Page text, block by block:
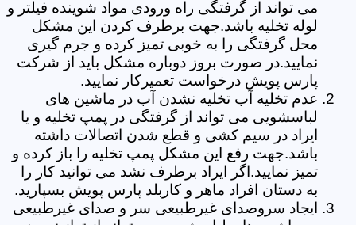
می تواند از گرفتگی راه ورودی مواد شوینده فیلتر و
لوله تخلیه باشد.جهت برطرف کردن این مشکل
محل گرفتگی را به خوبی تمیز کرده و جرم گیری
نمایید.در صورت بروز دوباره مشکل باید از شرکت
پارس پویش درخواست تعمیرکار نمایید.
عدم تخلیه آب تخلیه نشدن آب در ماشین های
لباسشویی می تواند از گرفتگی در پمپ تخلیه و یا
ایراد در سیم کشی و قطع شدن اتصالات داشته
باشد.جهت رفع این مشکل پمپ تخلیه را باز کرده و
تمیز نمایید.اگر ایراد برطرف نشد می توانید کار را
به دستان افراد ماهر و کاربلد پارس پویش بسپارید.
ایجاد سروصدای غیرطبیعی سر و صدای غیرطبیعی